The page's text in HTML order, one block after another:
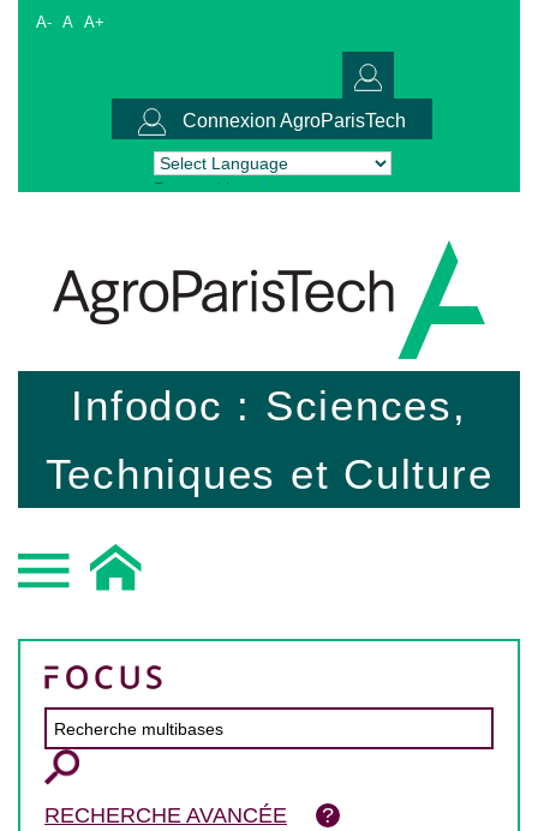
A- A A+
Connexion AgroParisTech
Powered by Translate
Infodoc : Sciences,
Techniques et Culture
RECHERCHE AVANCÉE